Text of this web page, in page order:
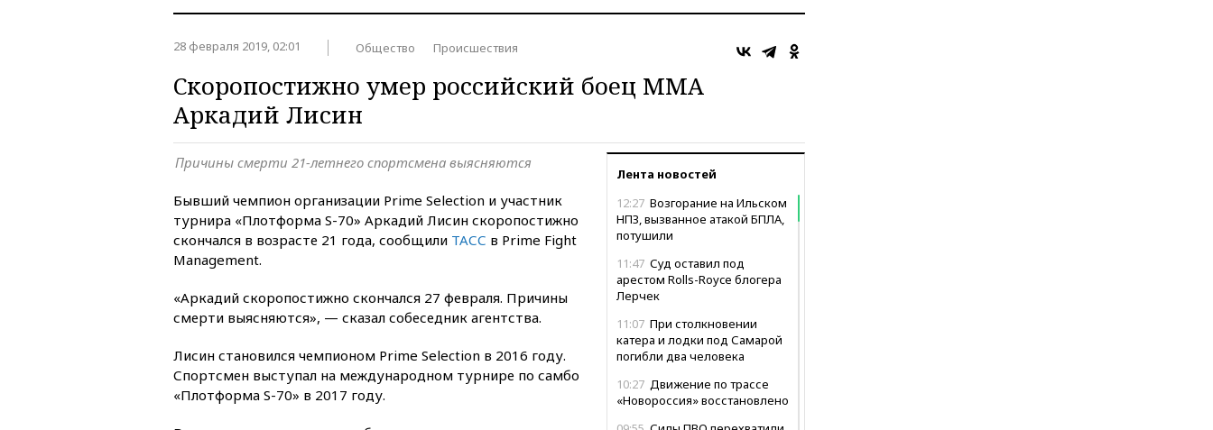
28 февраля 2019, 02:01 Общество Происшествия
Скоропостижно умер российский боец ММА
Аркадий Лисин
Лента новостей
12:27 Возгорание на Ильском
НПЗ, вызванное атакой БПЛА,
потушили
11:47 Суд оставил под
арестом Rolls-Royce блогера
Лерчек
11:07 При столкновении
катера и лодки под Самарой
погибли два человека
10:27 Движение по трассе
«Новороссия» восстановлено
Причины смерти 21-летнего спортсмена выясняются
Бывший чемпион организации Prime Selection и участник
турнира «Плотформа S-70» Аркадий Лисин скоропостижно
скончался в возрасте 21 года, сообщили ТАСС в Prime Fight
Management.
«Аркадий скоропостижно скончался 27 февраля. Причины
смерти выясняются», — сказал собеседник агентства.
Лисин становился чемпионом Prime Selection в 2016 году.
Спортсмен выступал на международном турнире по самбо
«Плотформа S-70» в 2017 году.